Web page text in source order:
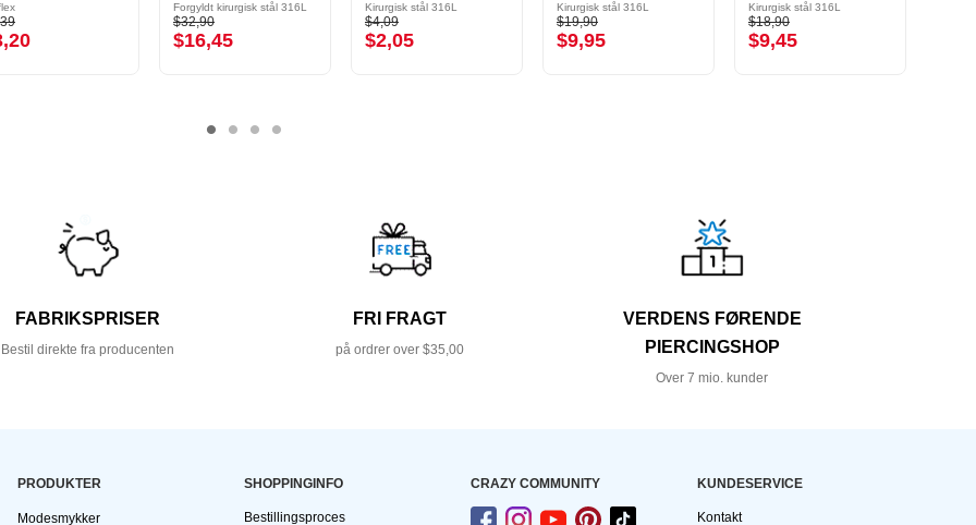
Forgyldt kirurgisk stål 316L
$32,90
$16,45
Kirurgisk stål 316L
$4,09
$2,05
Kirurgisk stål 316L
$19,90
$9,95
Kirurgisk stål 316L
$18,90
$9,45
FABRIKSPRISER
Bestil direkte fra producenten
FRI FRAGT
på ordrer over $35,00
VERDENS FØRENDE
PIERCINGSHOP
Over 7 mio. kunder
PRODUKTER
Modesmykker
SHOPPINGINFO
Bestillingsproces
CRAZY COMMUNITY KUNDESERVICE
Kontakt